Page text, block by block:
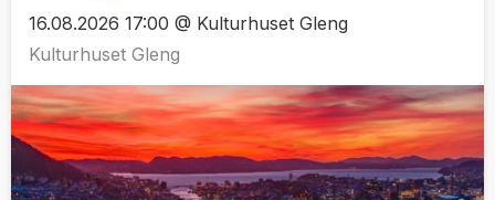
16.08.2026 17:00 @ Kulturhuset Gleng
Kulturhuset Gleng